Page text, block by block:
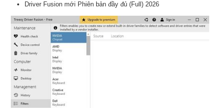
Driver Fusion mới Phiên bản đầy đủ (Full) 2026